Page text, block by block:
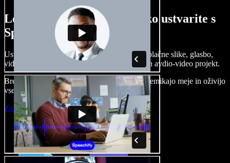
Le nekaj primerov, kaj lahko ustvarite s
Speechify Studio.
Ustvarjajte govorne posnetke, dodajajte brezplačne slike, glasbo,
videe, klonirajte svoj glas in pripravite celoten avdio-video projekt.
Brez učenja in kar iz brskalnika ustvarjalci premikajo meje in oživijo
vse ideje.
Zaženi Studio